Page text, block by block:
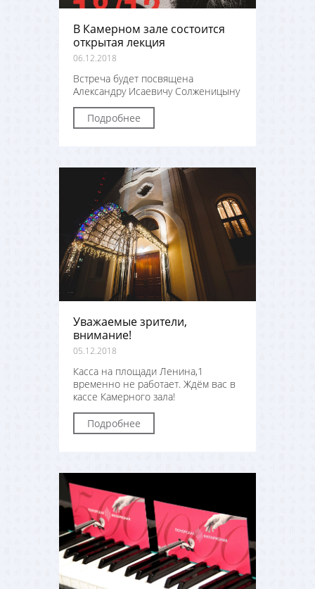
В Камерном зале состоится
открытая лекция
06.12.2018
Встреча будет посвящена
Александру Исаевичу Солженицыну
Подробнее
Уважаемые зрители,
внимание!
05.12.2018
Касса на площади Ленина,1
временно не работает. Ждём вас в
кассе Камерного зала!
Подробнее